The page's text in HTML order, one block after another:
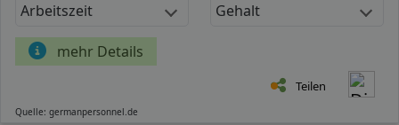
Arbeitszeit Gehalt
mehr Details
Teilen
Quelle: germanpersonnel.de